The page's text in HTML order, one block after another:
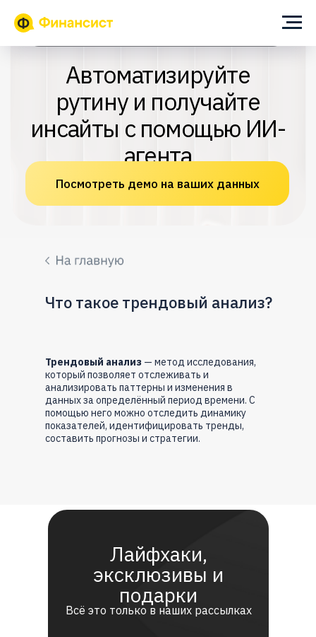
ИИ-помощник для собственника и финансового директора
Автоматизируйте
рутину и получайте
инсайты с помощью ИИ-
агента
Посмотреть демо на ваших данных
Что такое трендовый анализ?
Трендовый анализ — метод исследования,
который позволяет отслеживать и
анализировать паттерны и изменения в
данных за определённый период времени. С
помощью него можно отследить динамику
показателей, идентифицировать тренды,
составить прогнозы и стратегии.
Всё это только в наших рассылках
Лайфхаки,
эксклюзивы и
подарки